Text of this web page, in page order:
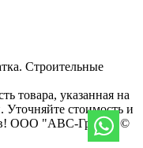
Строительные
товара, указанная на
Уточняйте стоимость и
ООО "АВС-Групп" ©